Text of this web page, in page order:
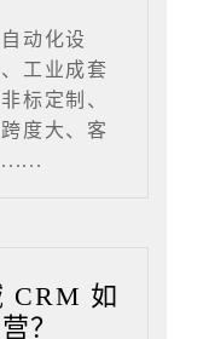
动化设
工业成套
标定制、
度大、客
......
CRM 如
？